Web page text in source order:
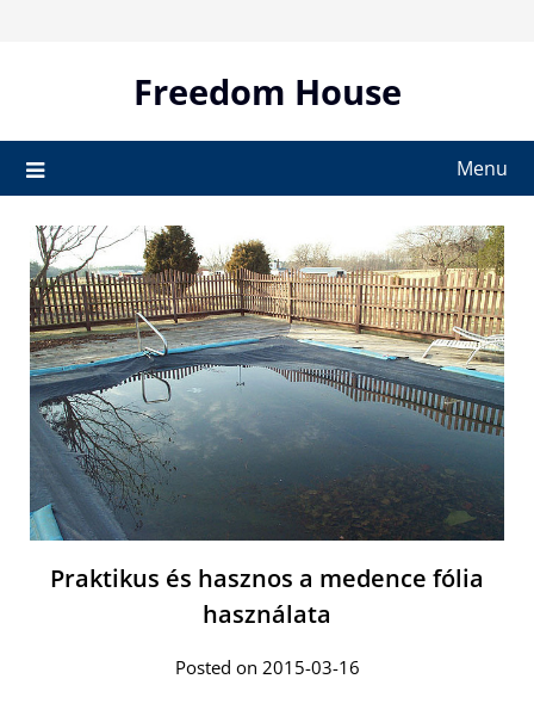
Freedom House
Menu
Praktikus és hasznos a medence fólia
használata
Posted on 2015-03-16